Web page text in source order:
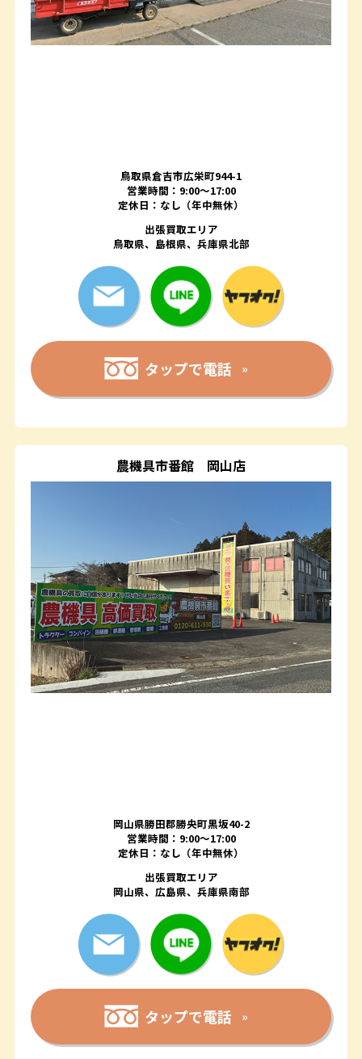
鳥取県倉吉市広栄町944-1
営業時間：9:00～17:00
定休日：なし（年中無休）
出張買取エリア
鳥取県、島根県、兵庫県北部
タップで電話
農機具市番館 岡山店
岡山県勝田郡勝央町黒坂40-2
営業時間：9:00～17:00
定休日：なし（年中無休）
出張買取エリア
岡山県、広島県、兵庫県南部
タップで電話